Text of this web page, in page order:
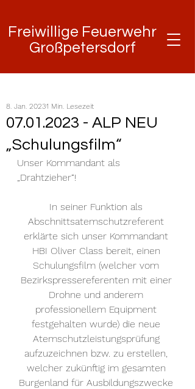
Freiwillige Feuerwehr
Großpetersdorf
Freiwillige Feuerwehr
Großpetersdorf
07.01.2023 - ALP NEU
„Schulungsfilm“
8. Jan. 20231 Min. Lesezeit
Unser Kommandant als
„Drahtzieher“!
In seiner Funktion als
Abschnittsatemschutzreferent
erklärte sich unser Kommandant
HBI Oliver Class bereit, einen
Schulungsfilm (welcher vom
Bezirkspressereferenten mit einer
Drohne und anderem
professionellem Equipment
festgehalten wurde) die neue
Atemschutzleistungsprüfung
aufzuzeichnen bzw. zu erstellen,
welcher zukünftig im gesamten
Burgenland für Ausbildungszwecke